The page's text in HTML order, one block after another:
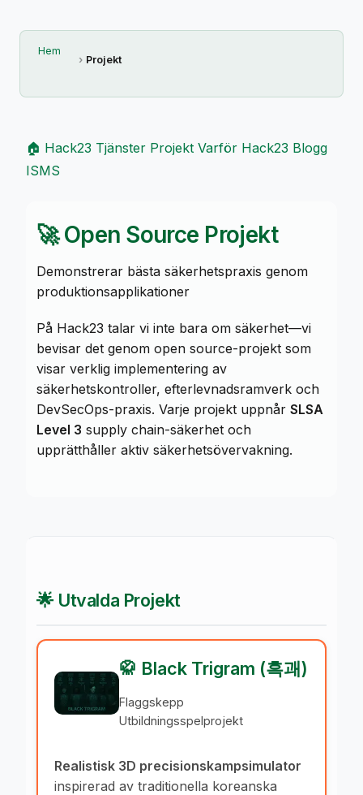
Hem
Projekt
🏠 Hack23 Tjänster Projekt Varför Hack23 Blogg
ISMS
🚀 Open Source Projekt
Demonstrerar bästa säkerhetspraxis genom
produktionsapplikationer
På Hack23 talar vi inte bara om säkerhet—vi
bevisar det genom open source-projekt som
visar verklig implementering av
säkerhetskontroller, efterlevnadsramverk och
DevSecOps-praxis. Varje projekt uppnår SLSA
Level 3 supply chain-säkerhet och
upprätthåller aktiv säkerhetsövervakning.
🌟 Utvalda Projekt
🥋 Black Trigram (흑괘)
Flaggskepp
Utbildningsspelprojekt
Realistisk 3D precisionskampsimulator
inspirerad av traditionella koreanska